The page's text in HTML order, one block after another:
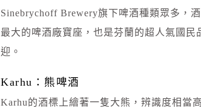
Sinebrychoff Brewery旗下啤酒種類眾多，
最大的啤酒廠寶座，也是芬蘭的超人氣國
迎。
Karhu：熊啤酒
Karhu的酒標上繪著一隻大熊，辨識度相當